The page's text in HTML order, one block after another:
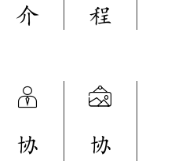
介
程
协
协